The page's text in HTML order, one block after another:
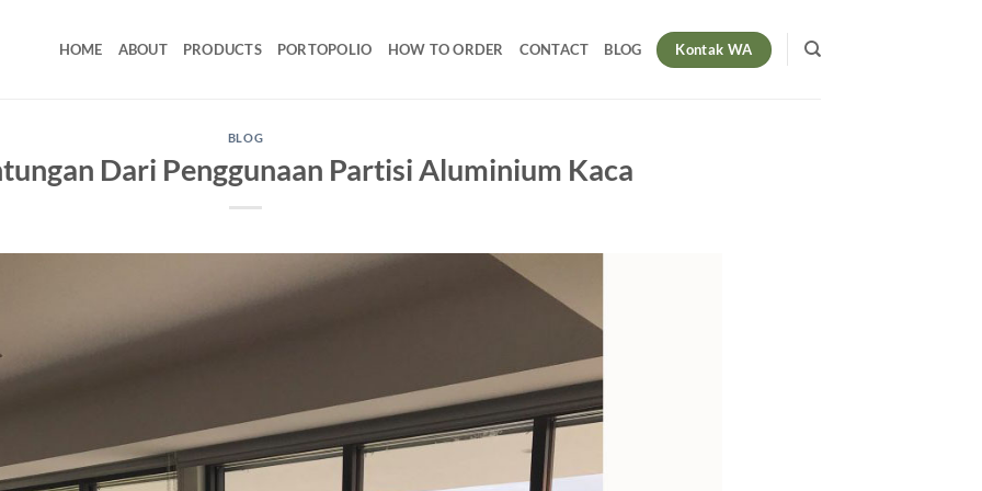
HOME ABOUT PRODUCTS PORTOPOLIO HOW TO ORDER CONTACT BLOG Kontak WA
BLOG
Dari Penggunaan Partisi Aluminium Kaca